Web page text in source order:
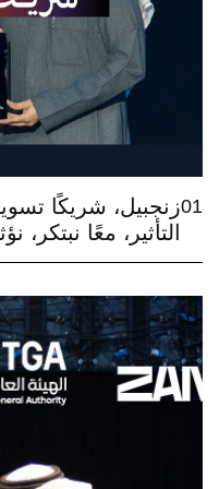
في ملتقى صناع
نؤثر، ونصنع التغيير